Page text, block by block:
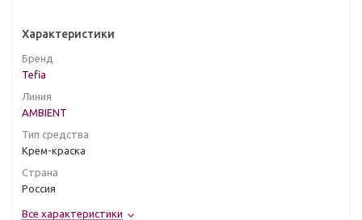
Характеристики
Бренд
Tefia
Линия
AMBIENT
Тип средства
Крем-краска
Страна
Россия
Все характеристики